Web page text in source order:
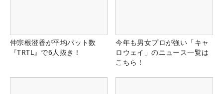
仲宗根澄香が平均パット数
『TRTL』で6人抜き！
今年も男女プロが強い「キャ
ロウェイ」のニュース一覧は
こちら！